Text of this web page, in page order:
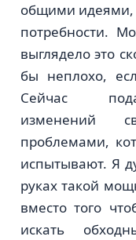
общими идеями,
потребности.
выглядело это
бы неплохо,
Сейчас
изменений
проблемами,
испытывают. Я
руках такой
вместо того
искать